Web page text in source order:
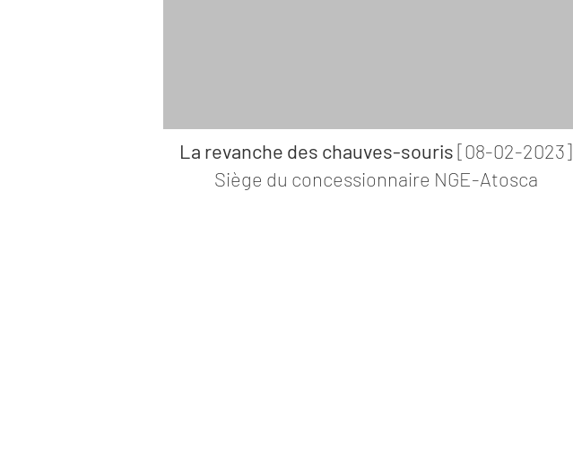
La revanche des chauves-souris[08-02-2023]
Siège du concessionnaire NGE-Atosca